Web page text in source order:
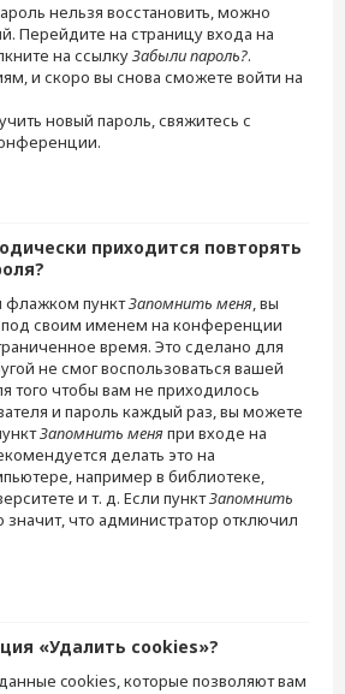
нельзя восстановить, можно
Перейдите на страницу входа на
на ссылкуЗабыли пароль?.
и скоро вы снова сможете войти на
новый пароль, свяжитесь с
приходится повторять
флажком пунктЗапомнить меня, вы
под своим именем на конференции
время. Это сделано для
не смог воспользоваться вашей
того чтобы вам не приходилось
и пароль каждый раз, вы можете
Запомнить меняпри входе на
делать это на
например в библиотеке,
и т. д. Если пунктЗапомнить
значит, что администратор отключил
«Удалить cookies»?
cookies, которые позволяют вам